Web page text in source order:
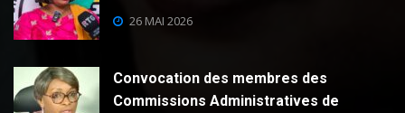
26 MAI 2026
Convocation des membres des
Commissions Administratives de